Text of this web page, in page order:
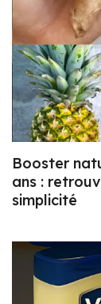
Booster
ans :
simplicité